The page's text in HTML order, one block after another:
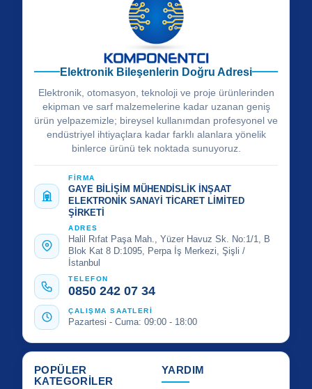
Elektronik Bileşenlerin Doğru Adresi
Elektronik, otomasyon, teknoloji ve proje ürünlerinden
ekipman ve sarf malzemelerine kadar uzanan geniş
ürün yelpazemizle; bireysel kullanımdan profesyonel ve
endüstriyel ihtiyaçlara kadar farklı alanlara yönelik
binlerce ürünü tek noktada sunuyoruz.
FİRMA
GAYE BİLİŞİM MÜHENDİSLİK İNŞAAT
ELEKTRONİK SANAYİ TİCARET LİMİTED
ŞİRKETİ
ADRES
Halil Rıfat Paşa Mah., Yüzer Havuz Sk. No:1/1, B
Blok Kat 8 D:1095, Perpa İş Merkezi, Şişli /
İstanbul
TELEFON
0850 242 07 34
ÇALIŞMA SAATLERİ
Pazartesi - Cuma: 09:00 - 18:00
POPÜLER
KATEGORİLER
YARDIM